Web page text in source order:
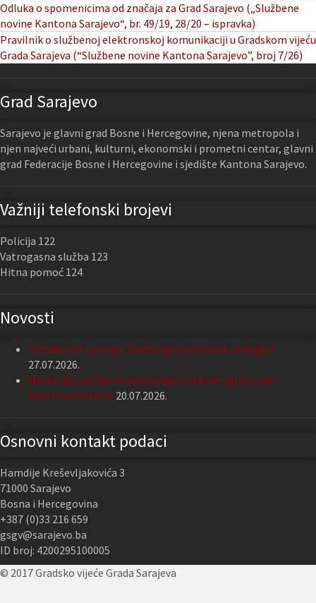
Odluka o spomenicima od značaja za Grad Sarajevo („Službene
novine Kantona Sarajevo“, br. 49/19, 28/20 – ispravka)
Pravilnik o službenoj elektronskoj komunikaciji u Gradskom vijeću
Grada Sarajeva (“Službene novine Kantona Sarajevo”, broj 7/26)
Grad Sarajevo
Sarajevo je glavni grad Bosne i Hercegovine, njena metropola i
njen najveći urbani, kulturni, ekonomski i prometni centar, glavni
grad Federacije Bosne i Hercegovine i sjedište Kantona Sarajevo.
Važniji telefonski brojevi
Policija 122
Vatrogasna služba 123
Hitna pomoć 124
Novosti
Održana 13. sjednica Gradskog vijeća Grada Sarajeva
27.07.2026.
Nastavak podrške Grada Sarajeva Udruženju slijepih
Kantona Sarajevo 20.07.2026.
Osnovni kontakt podaci
Hamdije Kreševljakovića 3
71000 Sarajevo
Bosna i Hercegovina
+387 (0)33 216 659
gsgv@sarajevo.ba
ID broj: 4200295100005
© 2017 Gradsko vijeće Grada Sarajeva